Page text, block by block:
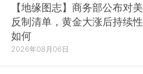
【地缘图志】商务部公布对美
反制清单，黄金大涨后持续性
如何
2026年08月06日